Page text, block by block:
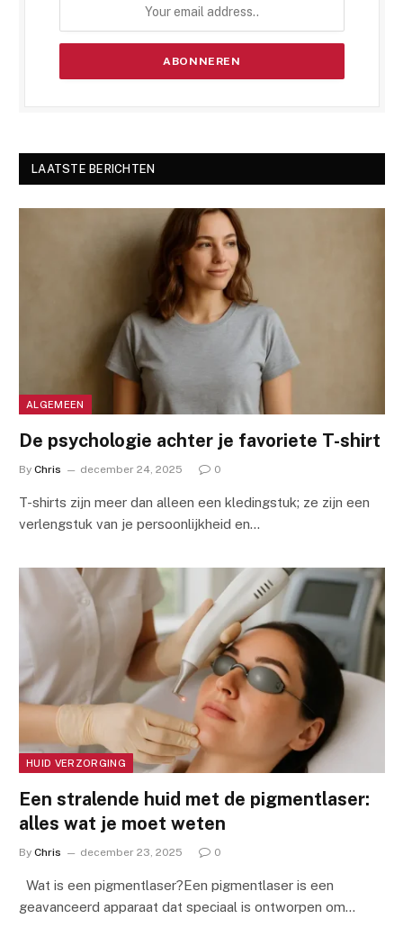
LAATSTE BERICHTEN
ALGEMEEN
De psychologie achter je favoriete T-shirt
By Chris december 24, 2025 0
T-shirts zijn meer dan alleen een kledingstuk; ze zijn een
verlengstuk van je persoonlijkheid en…
HUID VERZORGING
Een stralende huid met de pigmentlaser:
alles wat je moet weten
By Chris december 23, 2025 0
Wat is een pigmentlaser?Een pigmentlaser is een
geavanceerd apparaat dat speciaal is ontworpen om…